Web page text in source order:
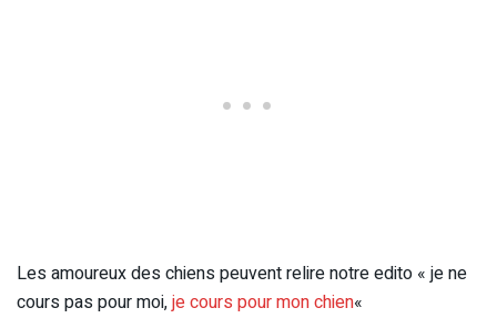
Les amoureux des chiens peuvent relire notre edito « je ne
cours pas pour moi,je cours pour mon chien«